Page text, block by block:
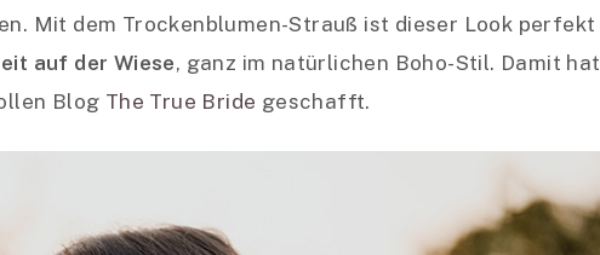
Mit dem Trockenblumen-Strauß ist dieser Look perfekt
auf der Wiese, ganz im natürlichen Boho-Stil. Damit hat
Blog The True Bride geschafft.